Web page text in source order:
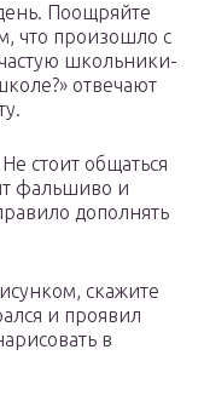
Поощряйте
что произошло с
школьники-
отвечают
стоит общаться
фальшиво и
дополнять
скажите
и проявил
в